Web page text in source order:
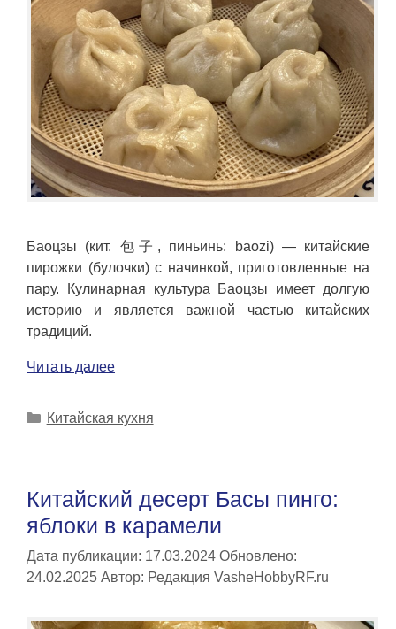
Баоцзы (кит. 包子, пиньинь: bāozi) — китайские
пирожки (булочки) с начинкой, приготовленные на
пару. Кулинарная культура Баоцзы имеет долгую
историю и является важной частью китайских
традиций.
Читать далее
Рубрики
Китайская кухня
Китайский десерт Басы пинго:
яблоки в карамели
Дата публикации: 17.03.2024 Обновлено:
24.02.2025 Автор: Редакция VasheHobbyRF.ru